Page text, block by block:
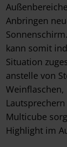
Anbringen
kann somit
Situation
anstelle von
Weinflaschen,
Multicube
Highlight im